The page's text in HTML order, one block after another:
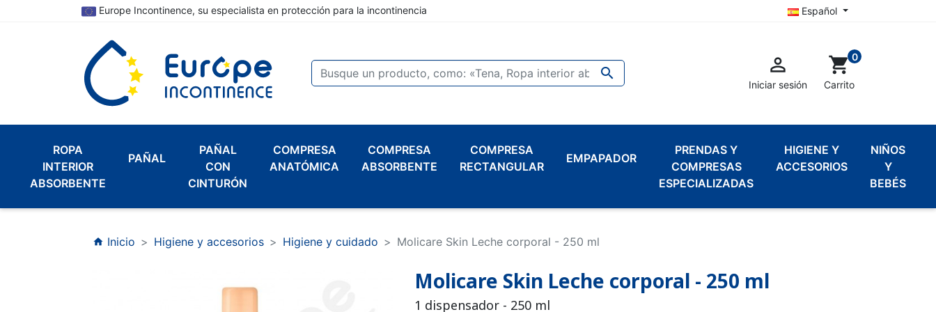
Europe Incontinence, su especialista en protección para la incontinencia Español
 
Iniciar sesión
shopping_cart0
Carrito
ROPA
INTERIOR
ABSORBENTE
PAÑAL
PAÑAL
CON
CINTURÓN
COMPRESA
ANATÓMICA
COMPRESA
ABSORBENTE
COMPRESA
RECTANGULAR
EMPAPADOR
PRENDAS Y
COMPRESAS
ESPECIALIZADAS
HIGIENE Y
ACCESORIOS
NIÑOS
Y
BEBÉS
home Inicio Higiene y accesorios Higiene y cuidado Molicare Skin Leche corporal - 250 ml
Molicare Skin Leche corporal - 250 ml
1 dispensador - 250 ml